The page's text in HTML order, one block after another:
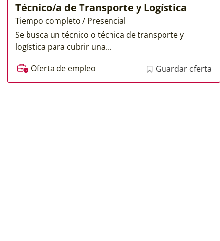
Técnico/a de Transporte y Logística
Tiempo completo / Presencial
Se busca un técnico o técnica de transporte y
logística para cubrir una...
Oferta de empleo
Guardar oferta